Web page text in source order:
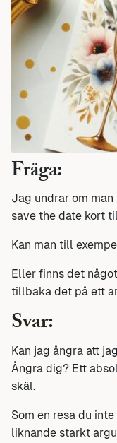
Fråga:
Jag undrar om
save the date kort
Kan man till
Eller finns det
tillbaka det på ett
Svar:
Kan jag ångra att
Ångra dig? Ett
skäl.
Som en resa du
liknande starkt